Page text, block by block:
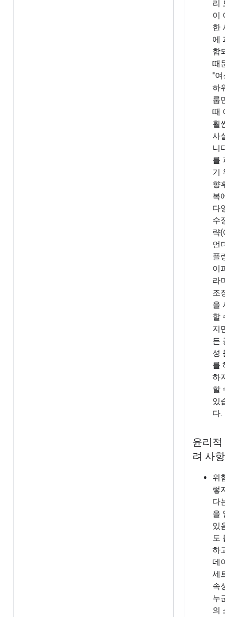
리
이
한
에
합
때
"여
하
룹
때
훨
사
니
를
기
향
복
다
수
략(
언
플
이
라
조
을
할
지
든
성
를
하
할
있
다.
윤리적
려 사항
위
렇
다
을
있
도
하
데
세
속
누
의